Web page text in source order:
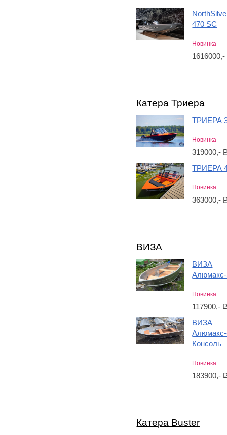
470 SC
Новинка
1616000,-
Катера Триера
ТРИЕРА
Новинка
319000,-
ТРИЕРА
Новинка
363000,-
ВИЗА
ВИЗА
Новинка
117900,-
ВИЗА
Консоль
Новинка
183900,-
Катера Buster